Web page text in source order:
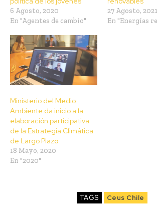
6 Agosto, 2020
En "Agentes de cambio"
27 Agosto, 2021
En "Energías
Ministerio del Medio
Ambiente da inicio a la
elaboración participativa
de la Estrategia Climática
de Largo Plazo
18 Mayo, 2020
En "2020"
TAGS Ceus Chile